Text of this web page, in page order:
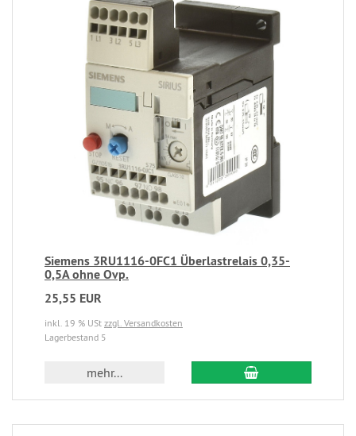
Siemens 3RU1116-0FC1 Überlastrelais 0,35-
0,5A ohne Ovp.
25,55 EUR
inkl. 19 % USt zzgl. Versandkosten
Lagerbestand 5
mehr...